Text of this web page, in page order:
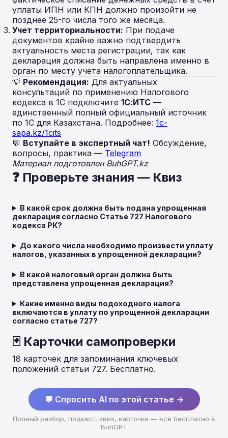
уплаты ИПН или КПН должно произойти не
позднее 25-го числа того же месяца.
Учет территориальности: При подаче
документов крайне важно подтвердить
актуальность места регистрации, так как
декларация должна быть направлена именно в
орган по месту учета налогоплательщика.
💡 Рекомендация: Для актуальных
консультаций по применению Налогового
кодекса в 1С подключите 1С:ИТС —
единственный полный официальный источник
по 1С для Казахстана. Подробнее: 1c-
sapa.kz/1cits
💬 Вступайте в экспертный чат! Обсуждение,
вопросы, практика — Telegram
Материал подготовлен BuhGPT.kz
❓ Проверьте знания — Квиз
В какой срок должна быть подана упрощенная
декларация согласно Статье 727 Налогового
кодекса РК?
До какого числа необходимо произвести уплату
налогов, указанных в упрощенной декларации?
В какой налоговый орган должна быть
представлена упрощенная декларация?
Какие именно виды подоходного налога
включаются в уплату по упрощенной декларации
согласно статье 727?
🃏 Карточки самопроверки
18 карточек для запоминания ключевых
положений статьи 727. Бесплатно.
💬 Спросить AI по этой статье →
Полный разбор, подкаст, квиз, карточки — всё бесплатно в
BuhGPT